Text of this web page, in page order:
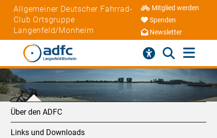
Allgemeiner Deutscher Fahrrad-
Club Ortsgruppe
Langenfeld/Monheim
Mitglied werden
Spenden
Newsletter
Über den ADFC
Links und Downloads